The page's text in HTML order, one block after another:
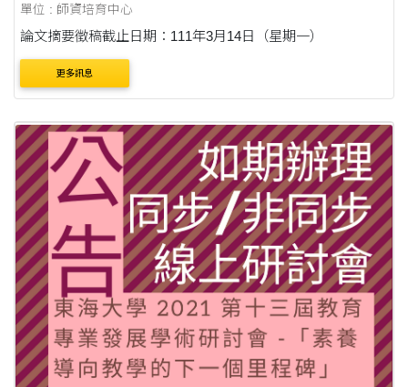
單位 : 師資培育中心
論文摘要徵稿截止日期：111年3月14日（星期一）
更多訊息